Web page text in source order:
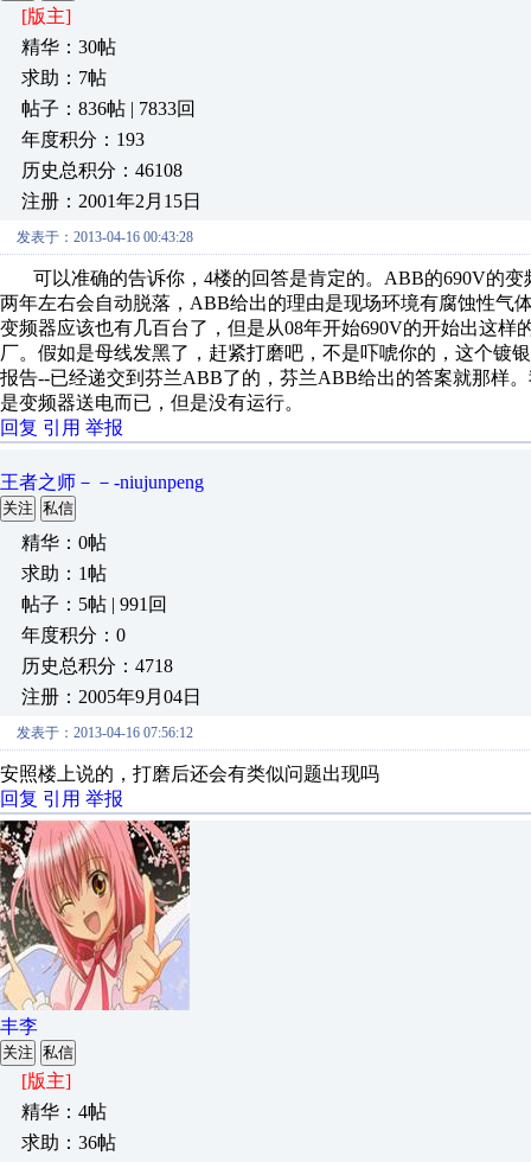
[版主]
精华：30帖
求助：7帖
帖子：836帖 | 7833回
年度积分：193
历史总积分：46108
注册：2001年2月15日
发表于：2013-04-16 00:43:28
可以准确的告诉你，4楼的回答是肯定的。ABB的690V的变
两年左右会自动脱落，ABB给出的理由是现场环境有腐蚀性气
变频器应该也有几百台了，但是从08年开始690V的开始出这
厂。假如是母线发黑了，赶紧打磨吧，不是吓唬你的，这个镀
报告--已经递交到芬兰ABB了的，芬兰ABB给出的答案就那样
是变频器送电而已，但是没有运行。
回复 引用 举报
王者之师－－-niujunpeng
关注 私信
精华：0帖
求助：1帖
帖子：5帖 | 991回
年度积分：0
历史总积分：4718
注册：2005年9月04日
发表于：2013-04-16 07:56:12
安照楼上说的，打磨后还会有类似问题出现吗
回复 引用 举报
丰李
关注 私信
[版主]
精华：4帖
求助：36帖